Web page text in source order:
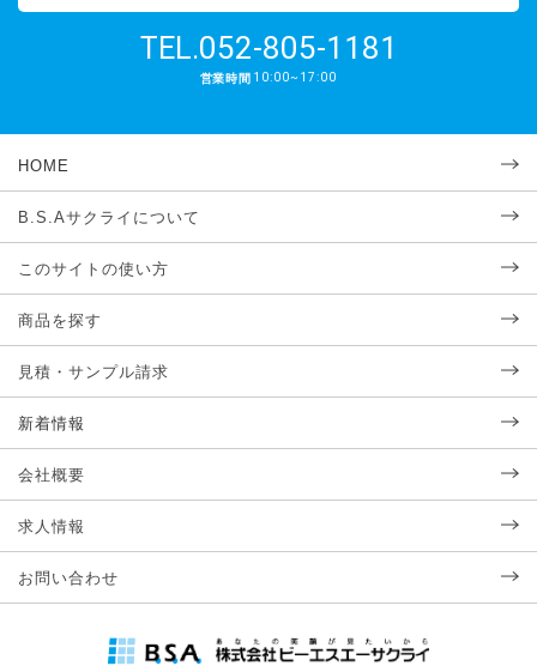
TEL.052-805-1181
営業時間 10:00~17:00
HOME
B.S.Aサクライについて
このサイトの使い方
商品を探す
見積・サンプル請求
新着情報
会社概要
求人情報
お問い合わせ